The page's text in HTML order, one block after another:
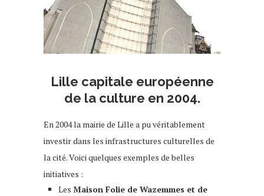
Lille capitale européenne
de la culture en 2004.
En 2004 la mairie de Lille a pu véritablement
investir dans les infrastructures culturelles de
la cité. Voici quelques exemples de belles
initiatives :
Les Maison Folie de Wazemmes et de